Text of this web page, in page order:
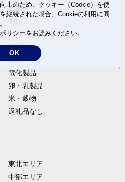
定期便
旅行・宿泊・体験
麺類
野菜
電化製品
卵・乳製品
米・穀物
返礼品なし
東北エリア
中部エリア
上のため、クッキー（Cookie）を使
継続された場合、Cookieの利用に同
リシーをお読みください。
OK